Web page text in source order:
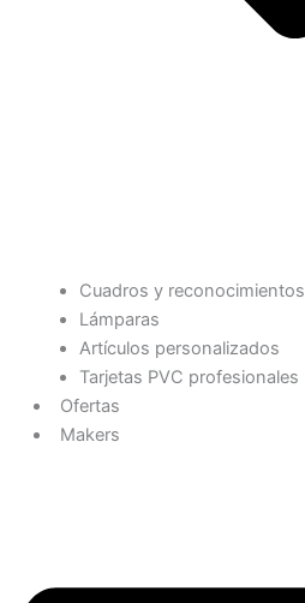
Cuadros y reconocimientos
Lámparas
Artículos personalizados
Tarjetas PVC profesionales
Ofertas
Makers